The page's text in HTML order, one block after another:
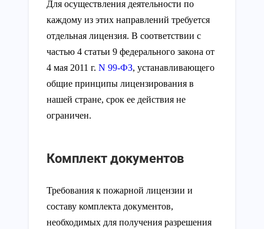
Для осуществления деятельности по
каждому из этих направлений требуется
отдельная лицензия. В соответствии с
частью 4 статьи 9 федерального закона от
4 мая 2011 г. N 99-ФЗ, устанавливающего
общие принципы лицензирования в
нашей стране, срок ее действия не
ограничен.
Комплект документов
Требования к пожарной лицензии и
составу комплекта документов,
необходимых для получения разрешения